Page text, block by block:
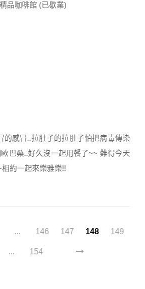
品咖啡館 (已歇業)
感冒..拉肚子的拉肚子怕把病毒傳染
巴桑..好久沒一起用餐了~~ 難得今天
約一起來樂雅樂!!
... 146 147 148 149
... 154